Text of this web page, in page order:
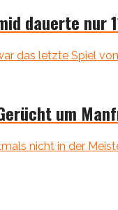
dauerte nur
das letzte Spiel
um
nicht in der